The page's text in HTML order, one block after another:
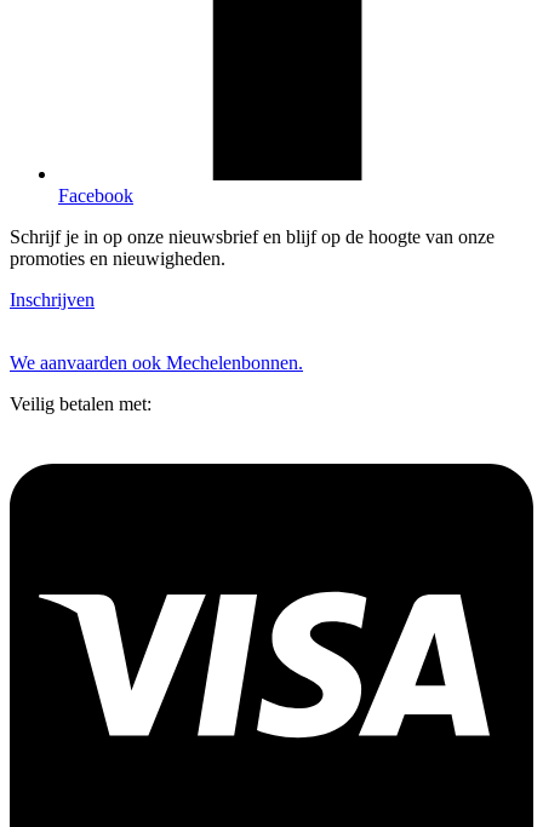
Facebook
Schrijf je in op onze nieuwsbrief en blijf op de hoogte van onze
promoties en nieuwigheden.
Inschrijven
We aanvaarden ook Mechelenbonnen.
Veilig betalen met: